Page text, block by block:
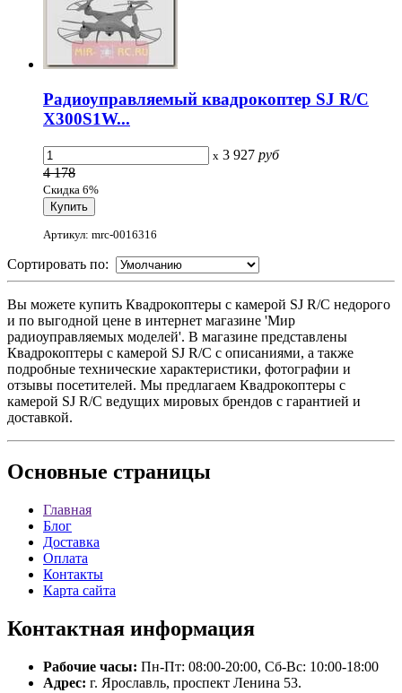
Радиоуправляемый квадрокоптер SJ R/C
X300S1W...
x 3 927 руб
4 178
Скидка 6%
Артикул: mrc-0016316
Сортировать по:
Вы можете купить Квадрокоптеры с камерой SJ R/C недорого
и по выгодной цене в интернет магазине 'Мир
радиоуправляемых моделей'. В магазине представлены
Квадрокоптеры с камерой SJ R/C с описаниями, а также
подробные технические характеристики, фотографии и
отзывы посетителей. Мы предлагаем Квадрокоптеры с
камерой SJ R/C ведущих мировых брендов с гарантией и
доставкой.
Основные страницы
Главная
Блог
Доставка
Оплата
Контакты
Карта сайта
Контактная информация
Рабочие часы: Пн-Пт: 08:00-20:00, Сб-Вс: 10:00-18:00
Адрес: г. Ярославль, проспект Ленина 53.